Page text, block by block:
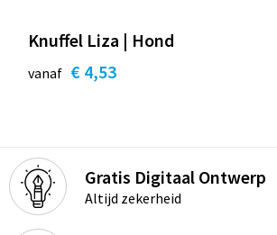
Knuffel Liza | Hond
vanaf € 4,53
Gratis Digitaal Ontwerp
Altijd zekerheid